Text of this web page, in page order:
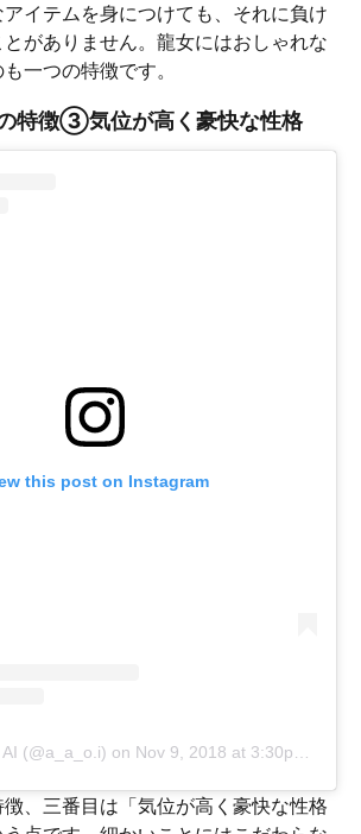
イテムを身につけても、それに負け
がありません。龍女にはおしゃれな
一つの特徴です。
特徴③気位が高く豪快な性格
this post on Instagram
(@a_a_o.i) on Nov 9, 2018 at 3:30pm PST
、三番目は「気位が高く豪快な性格